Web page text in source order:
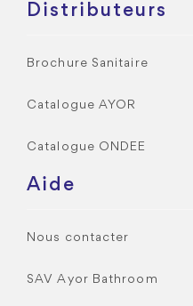
Distributeurs
Brochure Sanitaire
Catalogue AYOR
Catalogue ONDEE
Aide
Nous contacter
SAV Ayor Bathroom